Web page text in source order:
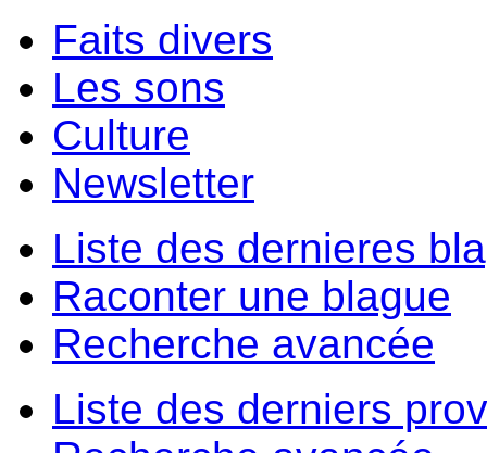
Faits divers
Les sons
Culture
Newsletter
Liste des dernieres
Raconter une blague
Recherche avancée
Liste des derniers